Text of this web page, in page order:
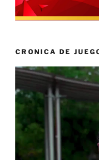
CRONICA DE
Reproductor
vídeo